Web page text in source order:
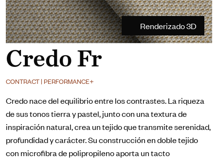
Renderizado 3D
CONTRACT | PERFORMANCE+
Credo Fr
Credo nace del equilibrio entre los contrastes. La riqueza
de sus tonos tierra y pastel, junto con una textura de
inspiración natural, crea un tejido que transmite serenidad,
profundidad y carácter. Su construcción en doble tejido
con microfibra de polipropileno aporta un tacto